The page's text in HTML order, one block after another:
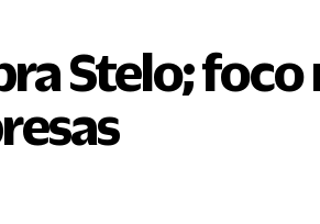
Stelo; foco